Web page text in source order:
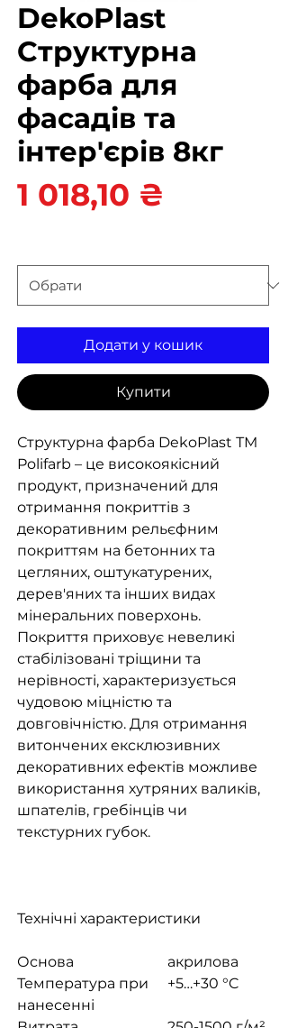
DekoPlast
Структурна
фарба для
фасадів та
інтер'єрів 8кг
1 018,10 ₴
Додати у кошик
Купити
Структурна фарба DekoPlast ТМ
Polifarb – це високоякісний
продукт, призначений для
отримання покриттів з
декоративним рельєфним
покриттям на бетонних та
цегляних, оштукатурених,
дерев'яних та інших видах
мінеральних поверхонь.
Покриття приховує невеликі
стабілізовані тріщини та
нерівності, характеризується
чудовою міцністю та
довговічністю. Для отримання
витончених ексклюзивних
декоративних ефектів можливе
використання хутряних валиків,
шпателів, гребінців чи
текстурних губок.
Технічні характеристики
Основа
акрилова
Температура при
нанесенні
+5…+30 °C